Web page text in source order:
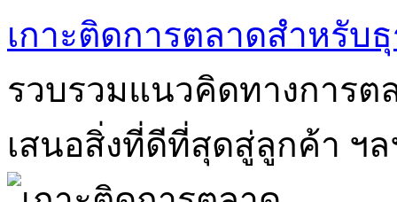
เกาะติดการตลาดสำหรั
รวบรวมแนวคิดทางการต
เสนอสิ่งที่ดีที่สุดสู่ลูกค้า ฯล